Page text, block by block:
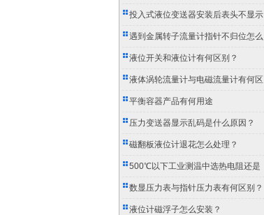
投入式液位变送器安装后表头不显示
怎么办？
遇到金属转子流量计指针不归位怎么
办？
液位开关和液位计有何区别？
液体涡轮流量计与电磁流量计有何区
别？
平衡容器产品有何用途
压力变送器显示乱码是什么原因？
磁翻板液位计退花怎么处理？
500℃以下工业测温中选热电阻还是
双金属温度计？
数显压力表与指针压力表有何区别？
液位计磁浮子怎么安装？